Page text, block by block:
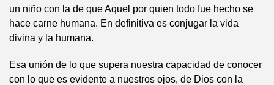
un niño con la de que Aquel por quien todo fue hecho se
hace carne humana. En definitiva es conjugar la vida
divina y la humana.
Esa unión de lo que supera nuestra capacidad de conocer
con lo que es evidente a nuestros ojos, de Dios con la